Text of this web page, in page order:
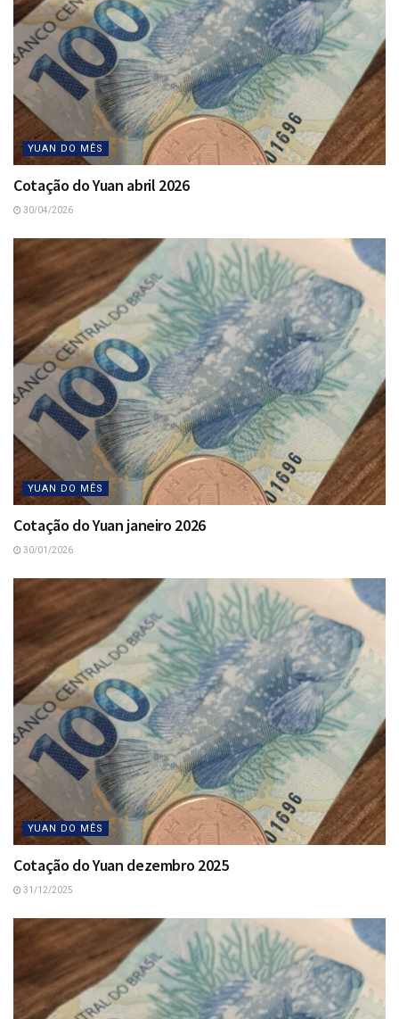
YUAN DO MÊS
Cotação do Yuan abril 2026
30/04/2026
YUAN DO MÊS
Cotação do Yuan janeiro 2026
30/01/2026
YUAN DO MÊS
Cotação do Yuan dezembro 2025
31/12/2025